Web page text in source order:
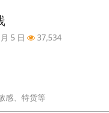
5 日
37,534
感、特货等